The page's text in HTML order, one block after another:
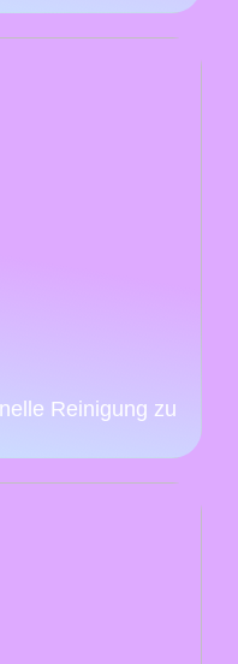
Reinigung zu